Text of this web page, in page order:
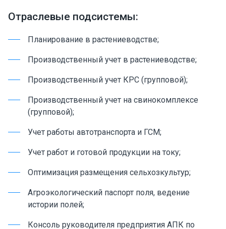
Отраслевые подсистемы:
Планирование в растениеводстве;
Производственный учет в растениеводстве;
Производственный учет КРС (групповой);
Производственный учет на свинокомплексе
(групповой);
Учет работы автотранспорта и ГСМ;
Учет работ и готовой продукции на току;
Оптимизация размещения сельхозкультур;
Агроэкологический паспорт поля, ведение
истории полей;
Консоль руководителя предприятия АПК по